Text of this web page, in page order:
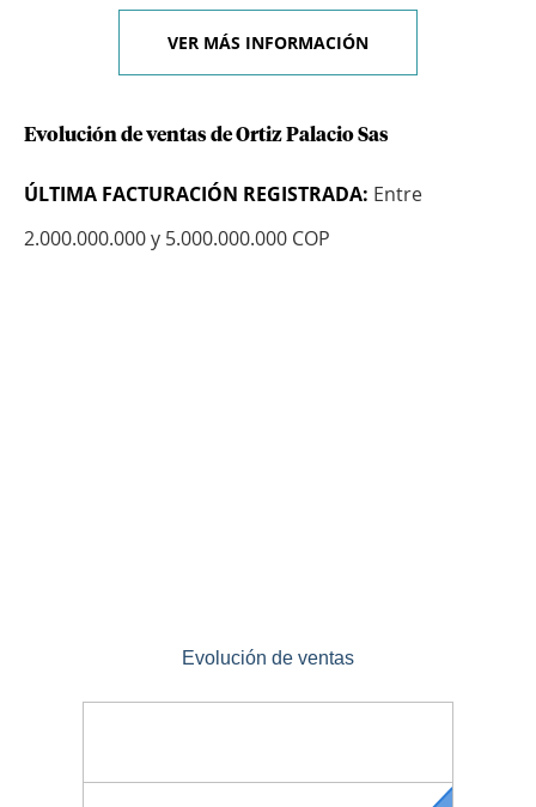
VER MÁS INFORMACIÓN
Evolución de ventas de Ortiz Palacio Sas
ÚLTIMA FACTURACIÓN REGISTRADA: Entre
2.000.000.000 y 5.000.000.000 COP
Evolución de ventas